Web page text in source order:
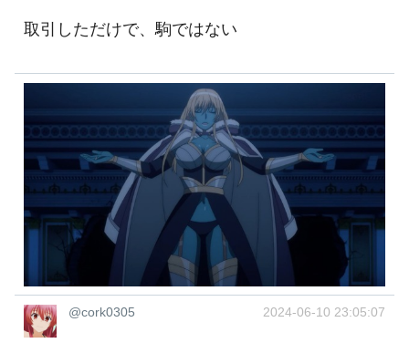
取引しただけで、駒ではない
@cork0305 2024-06-10 23:05:07